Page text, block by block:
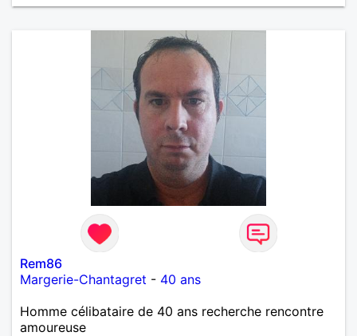
Rem86
Margerie-Chantagret - 40 ans
Homme célibataire de 40 ans recherche rencontre
amoureuse